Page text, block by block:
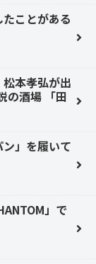
ことがある
本孝弘が出
の酒場 「田
」を履いて
」で